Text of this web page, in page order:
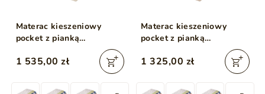
Materac kieszeniowy
pocket z pianką
lateksową Lusaro
1 535,00 zł
Materac kieszeniowy
pocket z pianką
200x200
1 325,00 zł